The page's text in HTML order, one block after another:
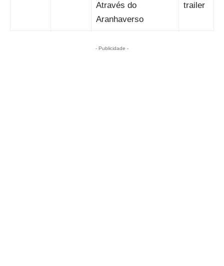
Através do
Aranhaverso
trailer
- Publicidade -